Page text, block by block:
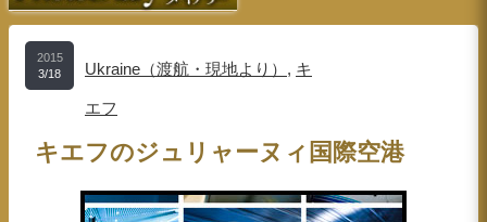
2015
3/18
Ukraine（渡航・現地より） , キ
エフ
キエフのジュリャーヌィ国際空港